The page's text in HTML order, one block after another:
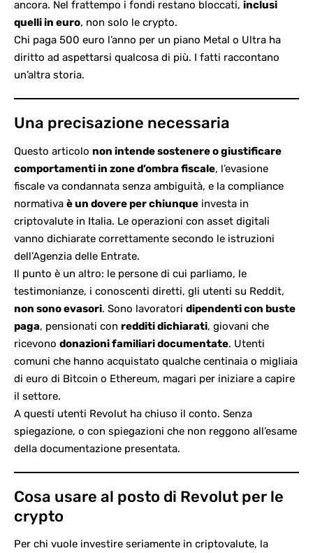
ancora. Nel frattempo i fondi restano bloccati, inclusi
quelli in euro, non solo le crypto.
Chi paga 500 euro l’anno per un piano Metal o Ultra ha
diritto ad aspettarsi qualcosa di più. I fatti raccontano
un’altra storia.
Una precisazione necessaria
Questo articolo non intende sostenere o giustificare
comportamenti in zone d’ombra fiscale, l’evasione
fiscale va condannata senza ambiguità, e la compliance
normativa è un dovere per chiunque investa in
criptovalute in Italia. Le operazioni con asset digitali
vanno dichiarate correttamente secondo le istruzioni
dell’Agenzia delle Entrate.
Il punto è un altro: le persone di cui parliamo, le
testimonianze, i conoscenti diretti, gli utenti su Reddit,
non sono evasori. Sono lavoratori dipendenti con buste
paga, pensionati con redditi dichiarati, giovani che
ricevono donazioni familiari documentate. Utenti
comuni che hanno acquistato qualche centinaia o migliaia
di euro di Bitcoin o Ethereum, magari per iniziare a capire
il settore.
A questi utenti Revolut ha chiuso il conto. Senza
spiegazione, o con spiegazioni che non reggono all’esame
della documentazione presentata.
Cosa usare al posto di Revolut per le
crypto
Per chi vuole investire seriamente in criptovalute, la